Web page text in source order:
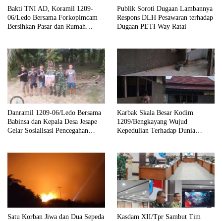
Bakti TNI AD, Koramil 1209-
06/Ledo Bersama Forkopimcam
Bersihkan Pasar dan Rumah
Publik Soroti Dugaan Lambannya
Respons DLH Pesawaran terhadap
Dugaan PETI Way Ratai
Danramil 1209-06/Ledo Bersama
Babinsa dan Kepala Desa Jesape
Gelar Sosialisasi Pencegahan
Karbak Skala Besar Kodim
1209/Bengkayang Wujud
Kepedulian Terhadap Dunia
Satu Korban Jiwa dan Dua Sepeda
Kasdam XII/Tpr Sambut Tim